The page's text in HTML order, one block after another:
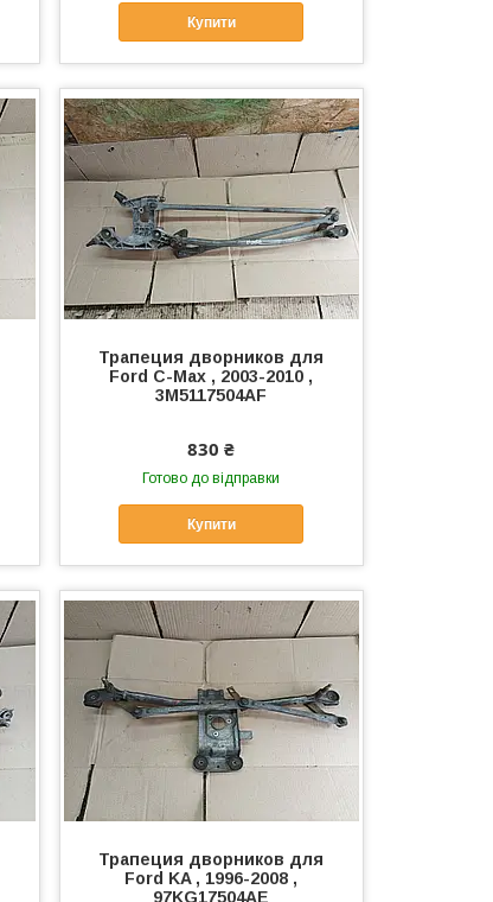
Купити
Трапеция дворников для
Ford C-Max , 2003-2010 ,
3M5117504AF
830 ₴
Готово до відправки
Купити
Трапеция дворников для
Ford KA , 1996-2008 ,
97KG17504AE